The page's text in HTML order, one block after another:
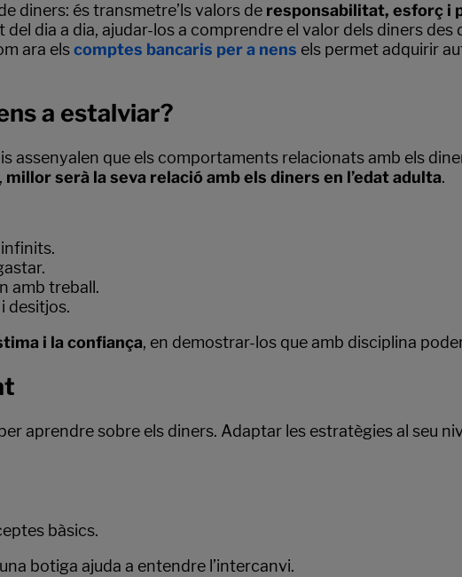
diners: és transmetre’ls valors de responsabilitat, esforç i
dia a dia, ajudar-los a comprendre el valor dels diners
ara elscomptes bancaris per a nens els permet adquirir
a estalviar?
assenyalen que els comportaments relacionats amb els
millor serà la seva relació amb els diners en l’edat adulta.
amb treball.
desitjos.
i la confiança, en demostrar-los que amb disciplina
aprendre sobre els diners. Adaptar les estratègies al seu
bàsics.
botiga ajuda a entendre l’intercanvi.